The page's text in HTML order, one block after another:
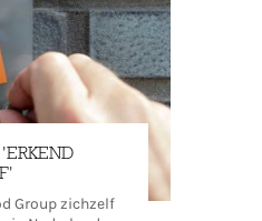
Group zichzelf